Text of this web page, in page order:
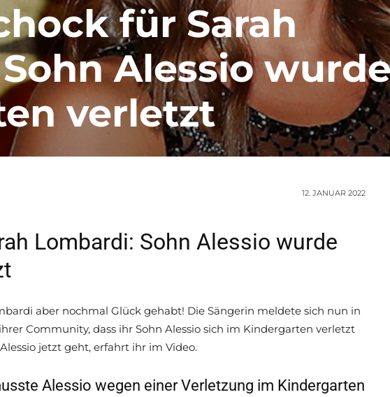
für Sarah
Alessio
verletzt
12. JANUAR 2022
Lombardi: Sohn Alessio wurde
aber nochmal Glück gehabt! Die Sängerin meldete sich nun in
Community, dass ihr Sohn Alessio sich im Kindergarten verletzt
jetzt geht, erfahrt ihr im Video.
Alessio wegen einer Verletzung im Kindergarten